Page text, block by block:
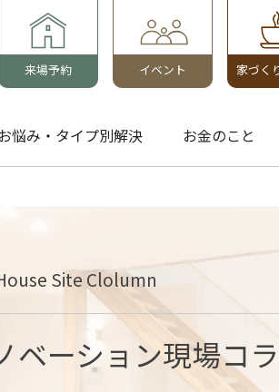
来場予約 イベント 家づく
悩み・タイプ別解決 お金のこと
Site Clolumn
ベーション現場コ